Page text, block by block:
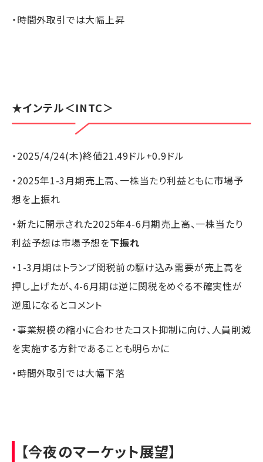
・時間外取引では大幅上昇
★インテル＜INTC＞
・2025/4/24(木)終値21.49ドル+0.9ドル
・2025年1-3月期売上高、一株当たり利益ともに市場予
想を上振れ
・新たに開示された2025年4-6月期売上高、一株当たり
利益予想は市場予想を下振れ
・1-3月期はトランプ関税前の駆け込み需要が売上高を
押し上げたが、4-6月期は逆に関税をめぐる不確実性が
逆風になるとコメント
・事業規模の縮小に合わせたコスト抑制に向け、人員削減
を実施する方針であることも明らかに
・時間外取引では大幅下落
【今夜のマーケット展望】